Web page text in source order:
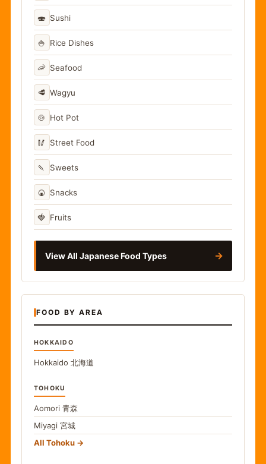
🍣 Sushi
🍚 Rice Dishes
🦐 Seafood
🥩 Wagyu
🍲 Hot Pot
🥢 Street Food
🍡 Sweets
🍘 Snacks
🍓 Fruits
View All Japanese Food Types →
FOOD BY AREA
HOKKAIDO
Hokkaido 北海道
TOHOKU
Aomori 青森
Miyagi 宮城
All Tohoku